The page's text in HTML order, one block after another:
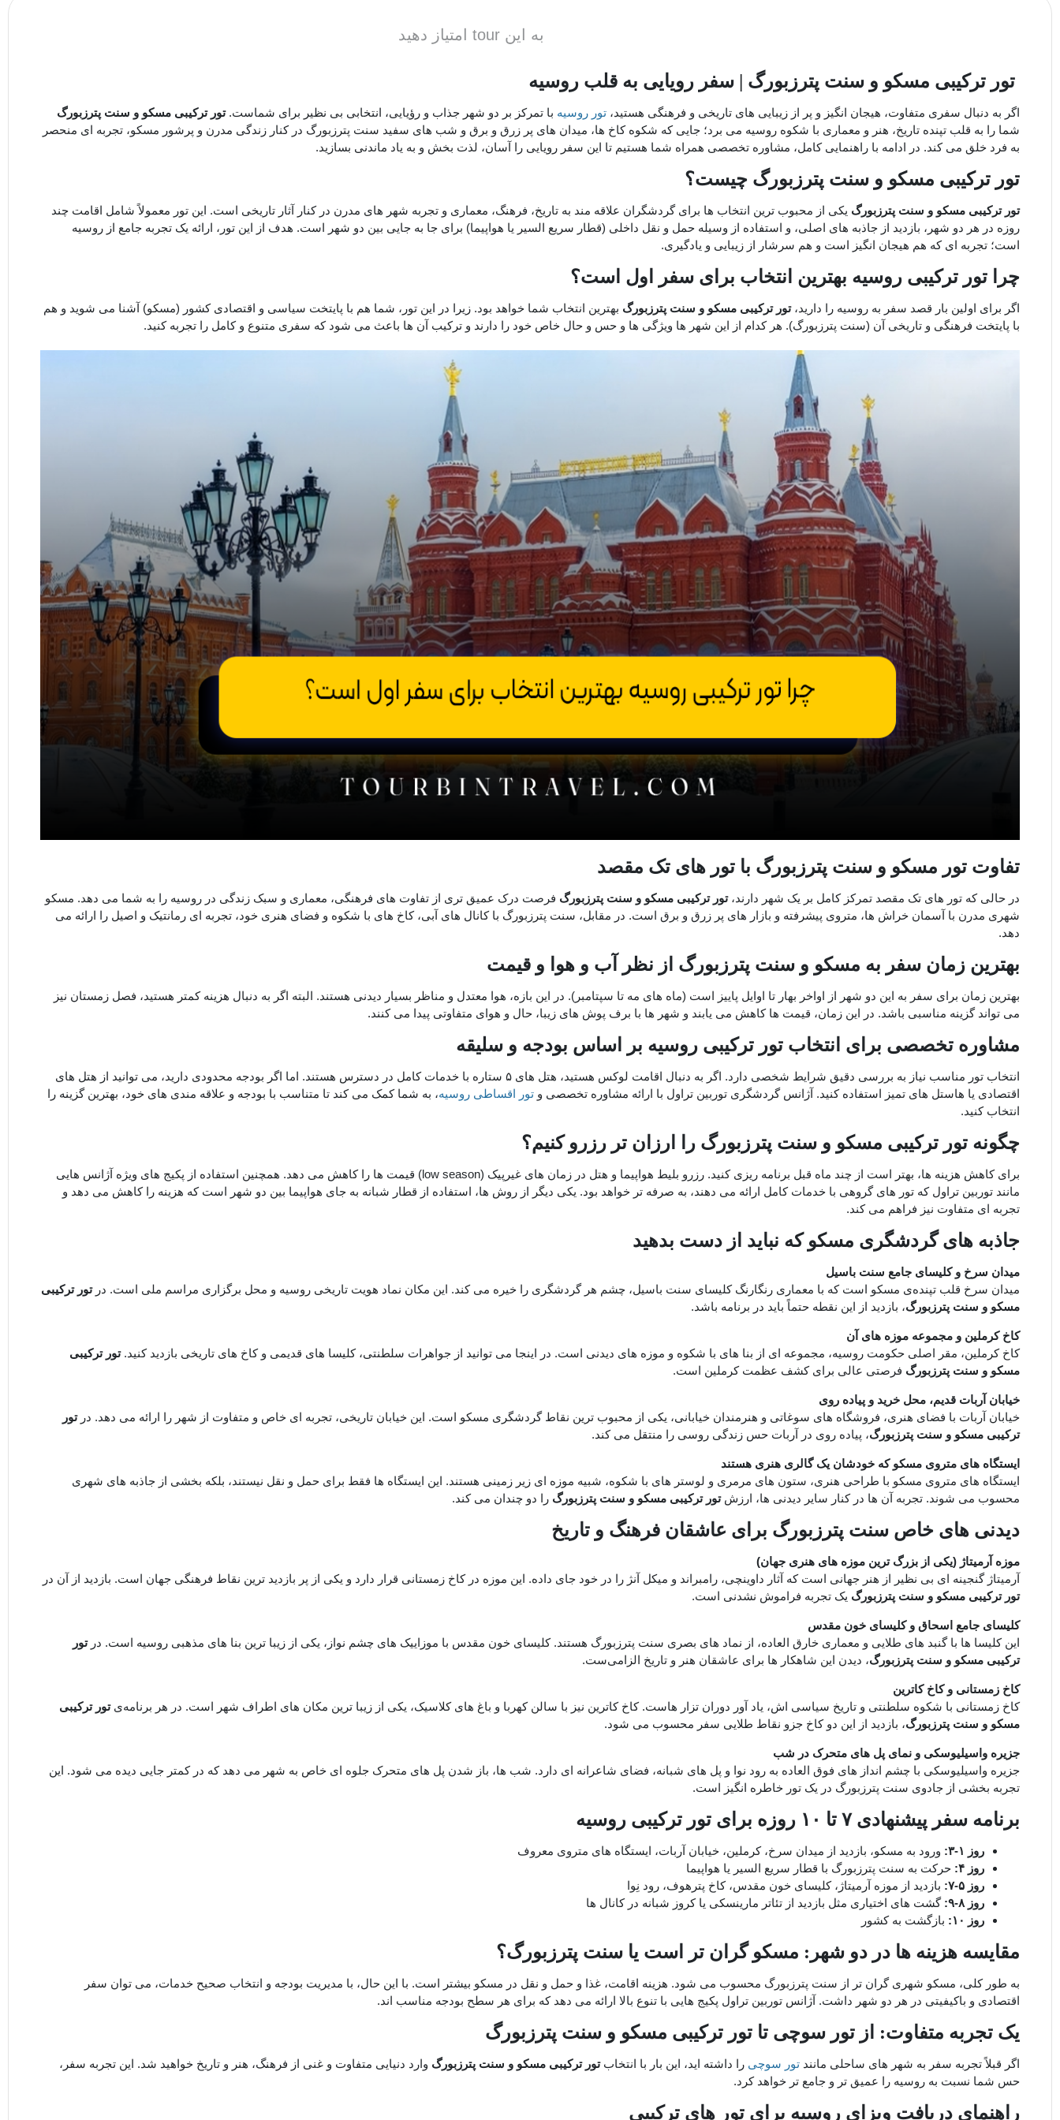
به این tour امتیاز دهید
اگر به دنبال سفری متفاوت، هیجان ‌انگیز و پر از زیبایی‌ های تاریخی و فرهنگی هستید، تور روسیه با تمرکز بر دو شهر جذاب و رؤیایی، انتخابی بی ‌نظیر برای شماست.تور ترکیبی مسکو و سنت پترزبورگ
شما را به قلب تپنده‌ تاریخ، هنر و معماری با شکوه روسیه می ‌برد؛ جایی که شکوه کاخ ‌ها، میدان‌ های پر زرق ‌و برق و شب ‌های سفید سنت پترزبورگ در کنار زندگی مدرن و پرشور مسکو، تجربه ‌ای منحصر
به ‌فرد خلق می ‌کند. در ادامه با راهنمایی کامل، مشاوره تخصصی همراه شما هستیم تا این سفر رویایی را آسان، لذت‌ بخش و به ‌یاد ماندنی بسازید.
تور ترکیبی مسکو و سنت پترزبورگ چیست؟
تور ترکیبی مسکو و سنت پترزبورگ یکی از محبوب ‌ترین انتخاب ‌ها برای گردشگران علاقه‌ مند به تاریخ، فرهنگ، معماری و تجربه شهر های مدرن در کنار آثار تاریخی است. این تور معمولاً شامل اقامت چند
روزه در هر دو شهر، بازدید از جاذبه ‌های اصلی، و استفاده از وسیله حمل ‌و نقل داخلی (قطار سریع ‌السیر یا هواپیما) برای جا به‌ جایی بین دو شهر است. هدف از این تور، ارائه یک تجربه جامع از روسیه
است؛ تجربه ‌ای که هم هیجان ‌انگیز است و هم سرشار از زیبایی و یادگیری.
چرا تور ترکیبی روسیه بهترین انتخاب برای سفر اول است؟
اگر برای اولین ‌بار قصد سفر به روسیه را دارید،تور ترکیبی مسکو و سنت پترزبورگ بهترین انتخاب شما خواهد بود. زیرا در این تور، شما هم با پایتخت سیاسی و اقتصادی کشور (مسکو) آشنا می‌ شوید و هم
با پایتخت فرهنگی و تاریخی آن (سنت پترزبورگ). هر کدام از این شهر ها ویژگی ‌ها و حس‌ و حال خاص خود را دارند و ترکیب آن‌ ها باعث می‌ شود که سفری متنوع و کامل را تجربه کنید.
تفاوت تور مسکو و سنت پترزبورگ با تور های تک ‌مقصد
در حالی که تور های تک ‌مقصد تمرکز کامل بر یک شهر دارند،تور ترکیبی مسکو و سنت پترزبورگ فرصت درک عمیق ‌تری از تفاوت ‌های فرهنگی، معماری و سبک زندگی در روسیه را به شما می ‌دهد. مسکو
شهری مدرن با آسمان‌ خراش ‌ها، متروی پیشرفته و بازار های پر زرق ‌و برق است. در مقابل، سنت پترزبورگ با کانال ‌های آبی، کاخ‌ های با شکوه و فضای هنری خود، تجربه ‌ای رمانتیک و اصیل را ارائه می
‌دهد.
بهترین زمان سفر به مسکو و سنت پترزبورگ از نظر آب ‌و هوا و قیمت
بهترین زمان برای سفر به این دو شهر از اواخر بهار تا اوایل پاییز است (ماه‌ های مه تا سپتامبر). در این بازه، هوا معتدل و مناظر بسیار دیدنی هستند. البته اگر به دنبال هزینه کمتر هستید، فصل زمستان نیز
می ‌تواند گزینه مناسبی باشد. در این زمان، قیمت ‌ها کاهش می ‌یابند و شهر ها با برف ‌پوش ‌های زیبا، حال ‌و هوای متفاوتی پیدا می‌ کنند.
مشاوره تخصصی برای انتخاب تور ترکیبی روسیه بر اساس بودجه و سلیقه
انتخاب تور مناسب نیاز به بررسی دقیق شرایط شخصی دارد. اگر به ‌دنبال اقامت لوکس هستید، هتل ‌های ۵ ستاره با خدمات کامل در دسترس هستند. اما اگر بودجه محدودی دارید، می ‌توانید از هتل ‌های
اقتصادی یا هاستل‌ های تمیز استفاده کنید. آژانس گردشگری توربین تراول با ارائه مشاوره تخصصی و تور اقساطی روسیه، به شما کمک می‌ کند تا متناسب با بودجه و علاقه ‌مندی ‌های خود، بهترین گزینه را
انتخاب کنید.
چگونه تور ترکیبی مسکو و سنت پترزبورگ را ارزان ‌تر رزرو کنیم؟
برای کاهش هزینه ‌ها، بهتر است از چند ماه قبل برنامه ‌ریزی کنید. رزرو بلیط هواپیما و هتل در زمان ‌های غیرپیک (low season) قیمت ‌ها را کاهش می ‌دهد. همچنین استفاده از پکیج ‌های ویژه آژانس‌ هایی
مانند توربین تراول که تور های گروهی با خدمات کامل ارائه می ‌دهند، به ‌صرفه ‌تر خواهد بود. یکی دیگر از روش‌ ها، استفاده از قطار شبانه به‌ جای هواپیما بین دو شهر است که هزینه را کاهش می ‌دهد و
تجربه ‌ای متفاوت نیز فراهم می ‌کند.
جاذبه ‌های گردشگری مسکو که نباید از دست بدهید
میدان سرخ و کلیسای جامع سنت باسیل
میدان سرخ قلب تپنده‌ی مسکو است که با معماری رنگارنگ کلیسای سنت باسیل، چشم هر گردشگری را خیره می ‌کند. این مکان نماد هویت تاریخی روسیه و محل برگزاری مراسم ملی است. درتور ترکیبی
مسکو و سنت پترزبورگ، بازدید از این نقطه حتماً باید در برنامه باشد.
کاخ کرملین و مجموعه موزه‌ های آن
کاخ کرملین، مقر اصلی حکومت روسیه، مجموعه ‌ای از بنا های با شکوه و موزه‌ های دیدنی است. در اینجا می ‌توانید از جواهرات سلطنتی، کلیسا های قدیمی و کاخ‌ های تاریخی بازدید کنید.تور ترکیبی
مسکو و سنت پترزبورگ فرصتی عالی برای کشف عظمت کرملین است.
خیابان آربات قدیم، محل خرید و پیاده ‌روی
خیابان آربات با فضای هنری، فروشگاه‌ های سوغاتی و هنرمندان خیابانی، یکی از محبوب‌ ترین نقاط گردشگری مسکو است. این خیابان تاریخی، تجربه‌ ای خاص و متفاوت از شهر را ارائه می ‌دهد. درتور
ترکیبی مسکو و سنت پترزبورگ، پیاده ‌روی در آربات حس زندگی روسی را منتقل می ‌کند.
ایستگاه‌ های متروی مسکو که خودشان یک گالری هنری هستند
ایستگاه‌ های متروی مسکو با طراحی هنری، ستون‌ های مرمری و لوستر های با شکوه، شبیه موزه ‌ای زیر زمینی هستند. این ایستگاه‌ ها فقط برای حمل ‌و نقل نیستند، بلکه بخشی از جاذبه ‌های شهری
محسوب می ‌شوند. تجربه آن ‌ها در کنار سایر دیدنی ‌ها، ارزشتور ترکیبی مسکو و سنت پترزبورگ را دو چندان می ‌کند.
دیدنی ‌های خاص سنت پترزبورگ برای عاشقان فرهنگ و تاریخ
موزه آرمیتاژ (یکی از بزرگ ‌ترین موزه‌ های هنری جهان)
آرمیتاژ گنجینه‌ ای بی ‌نظیر از هنر جهانی است که آثار داوینچی، رامبراند و میکل ‌آنژ را در خود جای داده. این موزه در کاخ زمستانی قرار دارد و یکی از پر بازدید ترین نقاط فرهنگی جهان است. بازدید از آن در
تور ترکیبی مسکو و سنت پترزبورگ یک تجربه فراموش ‌نشدنی است.
کلیسای جامع اسحاق و کلیسای خون مقدس
این کلیسا ها با گنبد های طلایی و معماری خارق ‌العاده، از نماد های بصری سنت پترزبورگ هستند. کلیسای خون مقدس با موزاییک‌ های چشم ‌نواز، یکی از زیبا ترین بنا های مذهبی روسیه است. درتور
ترکیبی مسکو و سنت پترزبورگ، دیدن این شاهکار ها برای عاشقان هنر و تاریخ الزامی‌ست.
کاخ زمستانی و کاخ کاترین
کاخ زمستانی با شکوه سلطنتی و تاریخ سیاسی ‌اش، یاد آور دوران تزار هاست. کاخ کاترین نیز با سالن کهربا و باغ‌ های کلاسیک، یکی از زیبا ترین مکان‌ های اطراف شهر است. در هر برنامه‌یتور ترکیبی
مسکو و سنت پترزبورگ، بازدید از این دو کاخ جزو نقاط طلایی سفر محسوب می ‌شود.
جزیره واسیلیوسکی و نمای پل ‌های متحرک در شب
جزیره واسیلیوسکی با چشم ‌انداز های فوق ‌العاده به رود نوا و پل ‌های شبانه، فضای شاعرانه ‌ای دارد. شب‌ ها، باز شدن پل‌ های متحرک جلوه ‌ای خاص به شهر می ‌دهد که در کمتر جایی دیده می‌ شود. این
تجربه بخشی از جادوی سنت پترزبورگ در یک تور خاطره ‌انگیز است.
برنامه سفر پیشنهادی۷ تا ۱۰ روزه برای تور ترکیبی روسیه
روز ۱-۳ : ورود به مسکو، بازدید از میدان سرخ، کرملین، خیابان آربات، ایستگاه ‌های متروی معروف
روز ۴: حرکت به سنت پترزبورگ با قطار سریع ‌السیر یا هواپیما
روز ۵-۷ : بازدید از موزه آرمیتاژ، کلیسای خون مقدس، کاخ پترهوف، رود نِوا
روز ۸-۹ : گشت ‌های اختیاری مثل بازدید از تئاتر مارینسکی یا کروز شبانه در کانال ‌ها
روز ۱۰: بازگشت به کشور
مقایسه هزینه ‌ها در دو شهر: مسکو گران ‌تر است یا سنت پترزبورگ؟
به ‌طور کلی، مسکو شهری گران‌ تر از سنت پترزبورگ محسوب می ‌شود. هزینه اقامت، غذا و حمل ‌و نقل در مسکو بیشتر است. با این حال، با مدیریت بودجه و انتخاب صحیح خدمات، می ‌توان سفر
اقتصادی و باکیفیتی در هر دو شهر داشت. آژانس توربین تراول پکیج‌ هایی با تنوع بالا ارائه می‌ دهد که برای هر سطح بودجه مناسب ‌اند.
یک تجربه متفاوت: از تور سوچی تا تور ترکیبی مسکو و سنت پترزبورگ
اگر قبلاً تجربه سفر به شهر های ساحلی مانند تور سوچی را داشته ‌اید، این بار با انتخابتور ترکیبی مسکو و سنت پترزبورگ وارد دنیایی متفاوت و غنی از فرهنگ، هنر و تاریخ خواهید شد. این تجربه سفر،
حس شما نسبت به روسیه را عمیق ‌تر و جامع‌ تر خواهد کرد.
راهنمای دریافت ویزای روسیه برای تور های ترکیبی